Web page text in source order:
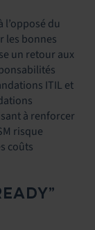
l’opposé du
les bonnes
un retour aux
ITIL et
à renforcer
risque
coûts